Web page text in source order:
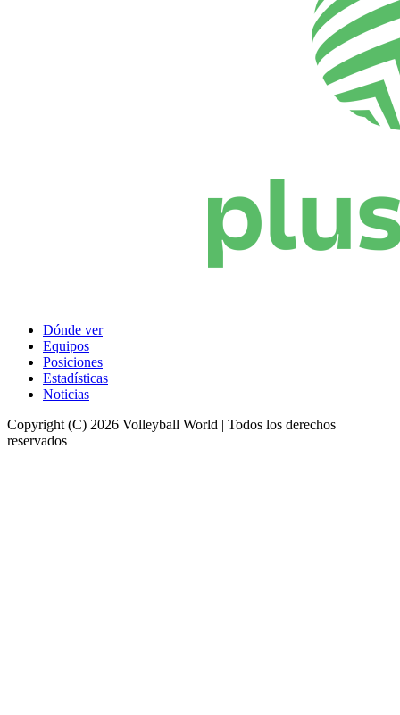
Dónde ver
Equipos
Posiciones
Estadísticas
Noticias
Copyright (C) 2026 Volleyball World | Todos los derechos
reservados